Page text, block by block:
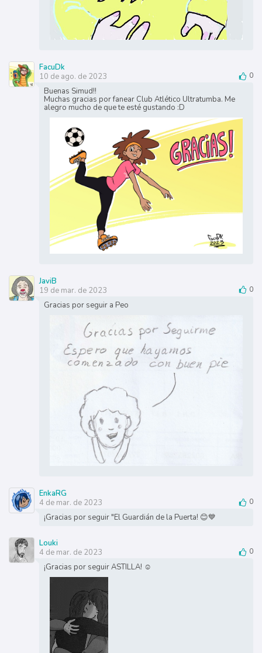
FacuDk
10 de ago. de 2023
0
Buenas Simud!!
Muchas gracias por fanear Club Atlético Ultratumba. Me
alegro mucho de que te esté gustando :D
JaviB
19 de mar. de 2023
0
Gracias por seguir a Peo
EnkaRG
4 de mar. de 2023
0
¡Gracias por seguir "El Guardián de la Puerta! 😊💙
Louki
4 de mar. de 2023
0
¡Gracias por seguir ASTILLA! ☺️